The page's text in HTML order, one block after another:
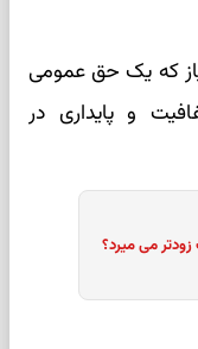
که یک حق عمومی
و پایداری در
می میرد؟